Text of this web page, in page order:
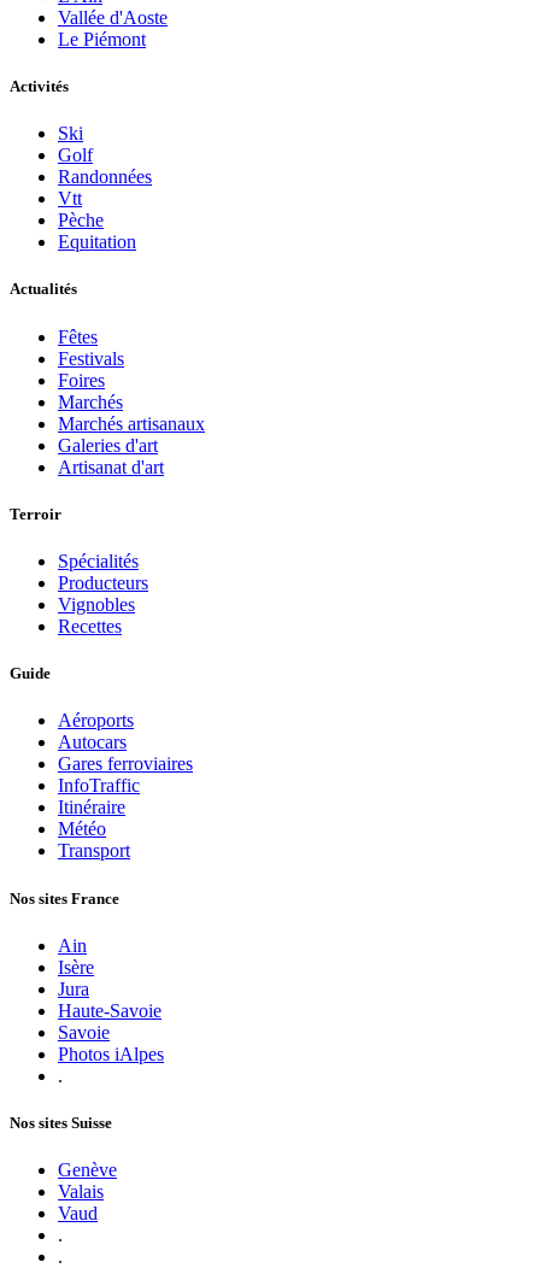
Vallée d'Aoste
Le Piémont
Activités
Ski
Golf
Randonnées
Vtt
Pèche
Equitation
Actualités
Fêtes
Festivals
Foires
Marchés
Marchés artisanaux
Galeries d'art
Artisanat d'art
Terroir
Spécialités
Producteurs
Vignobles
Recettes
Guide
Aéroports
Autocars
Gares ferroviaires
InfoTraffic
Itinéraire
Météo
Transport
Nos sites France
Ain
Isère
Jura
Haute-Savoie
Savoie
Photos iAlpes
.
Nos sites Suisse
Genève
Valais
Vaud
.
.